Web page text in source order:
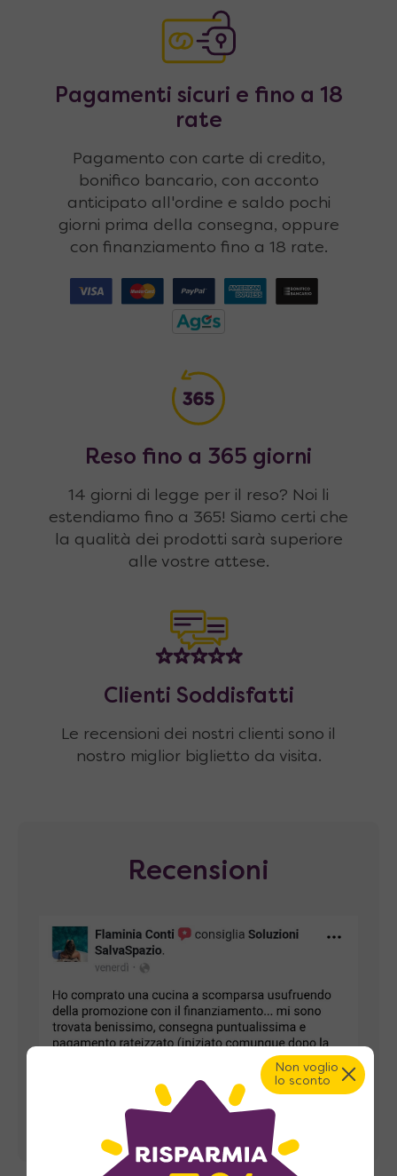
Pagamenti sicuri e fino a 18
rate
Pagamento con carte di credito,
bonifico bancario, con acconto
anticipato all'ordine e saldo pochi
giorni prima della consegna, oppure
con finanziamento fino a 18 rate.
Reso fino a 365 giorni
14 giorni di legge per il reso? Noi li
estendiamo fino a 365! Siamo certi che
la qualità dei prodotti sarà superiore
alle vostre attese.
Clienti Soddisfatti
Le recensioni dei nostri clienti sono il
nostro miglior biglietto da visita.
Recensioni
Non voglio
lo sconto